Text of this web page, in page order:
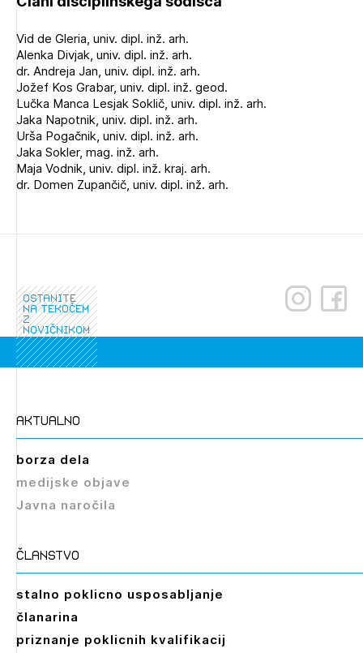
dostopate, se je potrebno prijaviti.
Vid de Gleria, univ. dipl. inž. arh.
Alenka Divjak, univ. dipl. inž. arh.
dr. Andreja Jan, univ. dipl. inž. arh.
Jožef Kos Grabar, univ. dipl. inž. geod.
Lučka Manca Lesjak Soklič, univ. dipl. inž. arh.
Jaka Napotnik, univ. dipl. inž. arh.
Urša Pogačnik, univ. dipl. inž. arh.
Jaka Sokler, mag. inž. arh.
Maja Vodnik, univ. dipl. inž. kraj. arh.
dr. Domen Zupančič, univ. dipl. inž. arh.
ostanite
na tekočem
z
novičnikom
aktualno
borza dela
medijske objave
Javna naročila
članstvo
stalno poklicno usposabljanje
članarina
priznanje poklicnih kvalifikacij